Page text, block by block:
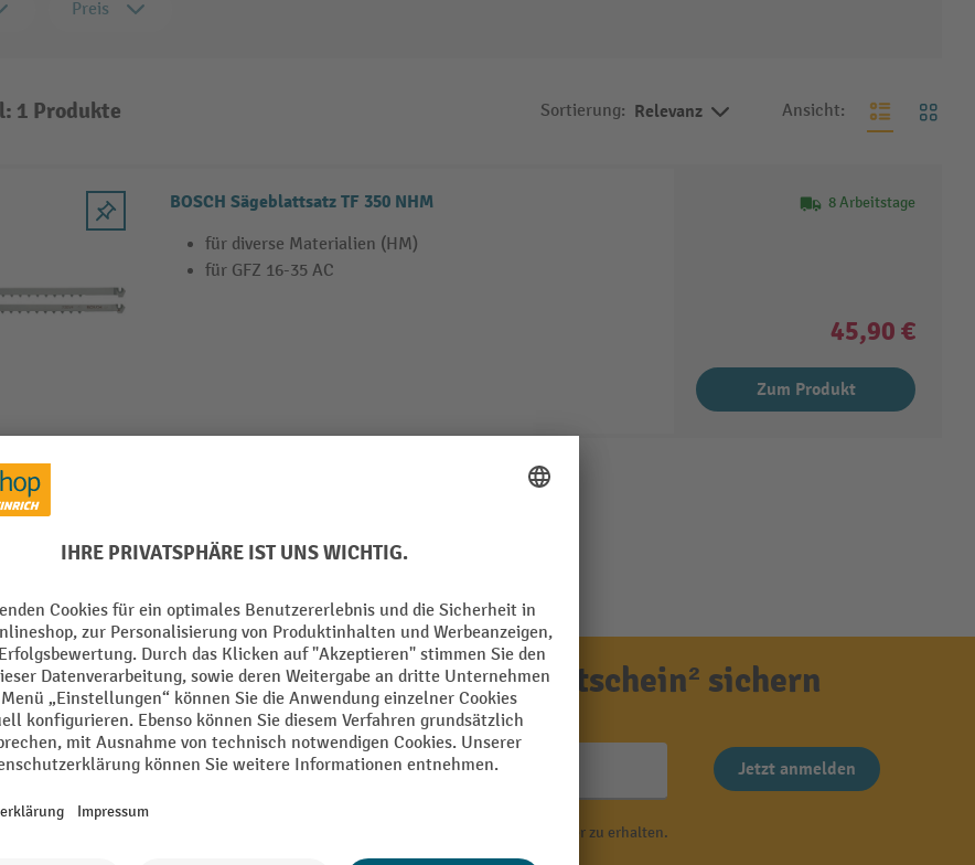
Preis
1 Produkte Sortierung: Relevanz Ansicht:
BOSCH Sägeblattsatz TF 350 NHM
für diverse Materialien (HM)
für GFZ 16-35 AC
8 Arbeitstage
45,90 €
Zum Produkt
und bis zu -10 % Willkommensgutschein² sichern
E-Mail Jetzt anmelden
erklären Sie sich bereit, Werbung von Jungheinrich PROFISHOP in Form von Newsletter zu erhalten.
Informationen zur Datenverarbeitung beim Newsletter finden Siehier.